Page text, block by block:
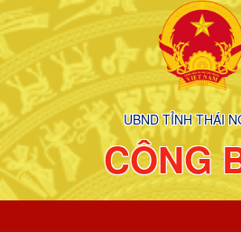
UBND TỈNH THÁI
CÔNG